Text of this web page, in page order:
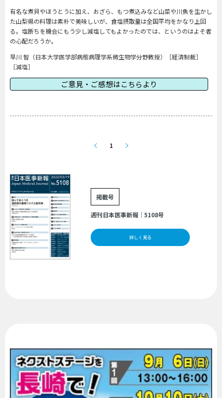
有名な煮貝やほうとうに加え、おざら、もつ煮込みなど山菜や川魚を生かし
た山梨県の料理は素朴で美味しいが、食塩摂取量は全国平均をかなり上回
る。塩断ちを機会にもう少し減塩してもよかったのでは、というのはよそ者
の心配だろうか。
早川 智（日本大学医学部病態病理学系微生物学分野教授）［経済制裁］
［減塩］
ご意見・ご感想はこちらより
1
掲載号
週刊日本医事新報｜5108号
詳しく見る